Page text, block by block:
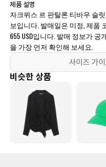
제품 설명
자크뮈스 르 판탈론 티바우 슬
보입니다. 발매일은 미정, 제품
655 USD입니다. 발매 정보가
을 가장 먼저 확인해 보세요.
사이즈 가
비슷한 상품